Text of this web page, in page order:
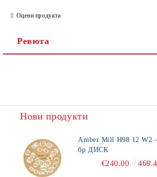
Оцени продукта
Ревюта
Нови продукти
Amber Mill H98 12 W2 - Bleach 2 - 1
бр ДИСК
€240.00